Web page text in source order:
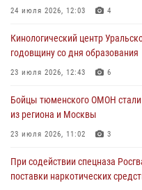
05 августа 2026, 09:56
Военнослужащие Росгвардии
направлении
05 августа 2026, 05:35
Стальной характер
масштабных спортивных
05 августа 2026, 05:22
24 июля 2026, 12:03 4
Кинологический центр
годовщину со дня образования
23 июля 2026, 12:43 6
Бойцы тюменского ОМОН
из региона и Москвы
23 июля 2026, 11:02 3
При содействии спецназа
поставки наркотических